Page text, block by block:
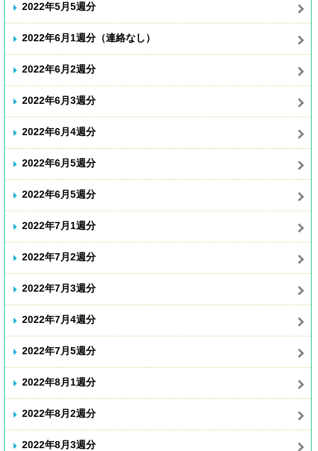
2022年5月5週分
2022年6月1週分（連絡なし）
2022年6月2週分
2022年6月3週分
2022年6月4週分
2022年6月5週分
2022年6月5週分
2022年7月1週分
2022年7月2週分
2022年7月3週分
2022年7月4週分
2022年7月5週分
2022年8月1週分
2022年8月2週分
2022年8月3週分